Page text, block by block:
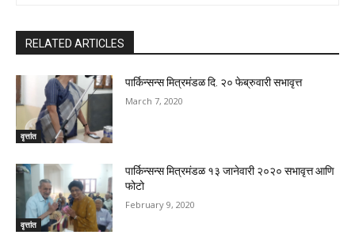
RELATED ARTICLES
वृत्तांत
पार्किन्सन्स मित्रमंडळ दि. २० फेब्रुवारी सभावृत्त
March 7, 2020
वृत्तांत
पार्किन्सन्स मित्रमंडळ १३ जानेवारी २०२० सभावृत्त आणि
फोटो
February 9, 2020